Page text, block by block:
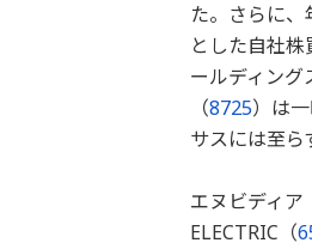
た。さらに
とした自社
ールディング
（8725）は
サスには至ら
エヌビディア
ELECTRIC（